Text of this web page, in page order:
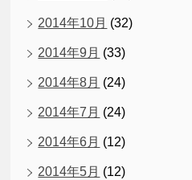
2014年10月 (32)
2014年9月 (33)
2014年8月 (24)
2014年7月 (24)
2014年6月 (12)
2014年5月 (12)